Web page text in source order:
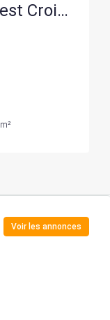
Appartement T2 à Brest Croix-Roue – Investissement ou résidence principale
m²
Voir les annonces